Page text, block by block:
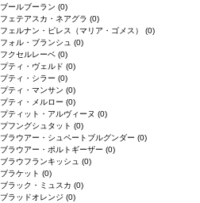
ブールブーラン (0)
フェテアスカ・ネアグラ (0)
フェルナン・ピレス（マリア・ゴメス） (0)
フォル・ブランシュ (0)
フクセルレーベ (0)
プティ・ヴェルド (0)
プティ・シラー (0)
プティ・マンサン (0)
プティ・メルロー (0)
プティット・アルヴィーヌ (0)
プフングシュタット (0)
ブラウアー・シュペートブルグンダー (0)
ブラウアー・ポルトギーザー (0)
ブラウフランキッシュ (0)
ブラケット (0)
ブラック・ミュスカ (0)
ブラッドオレンジ (0)